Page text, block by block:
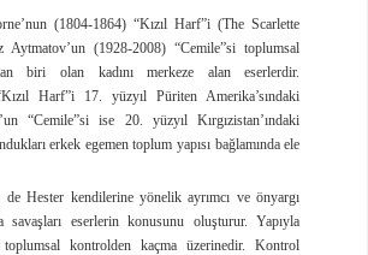
(1804-1864) “Kızıl Harf”i (The Scarlette
(1928-2008) “Cemile”si toplumsal
biri olan kadını merkeze alan eserlerdir.
Harf”i 17. yüzyıl Püriten Amerika’sındaki
“Cemile”si ise 20. yüzyıl Kırgızistan’ındaki
erkek egemen toplum yapısı bağlamında ele
Hester kendilerine yönelik ayrımcı ve önyargı
savaşları eserlerin konusunu oluşturur. Yapıyla
toplumsal kontrolden kaçma üzerinedir. Kontrol